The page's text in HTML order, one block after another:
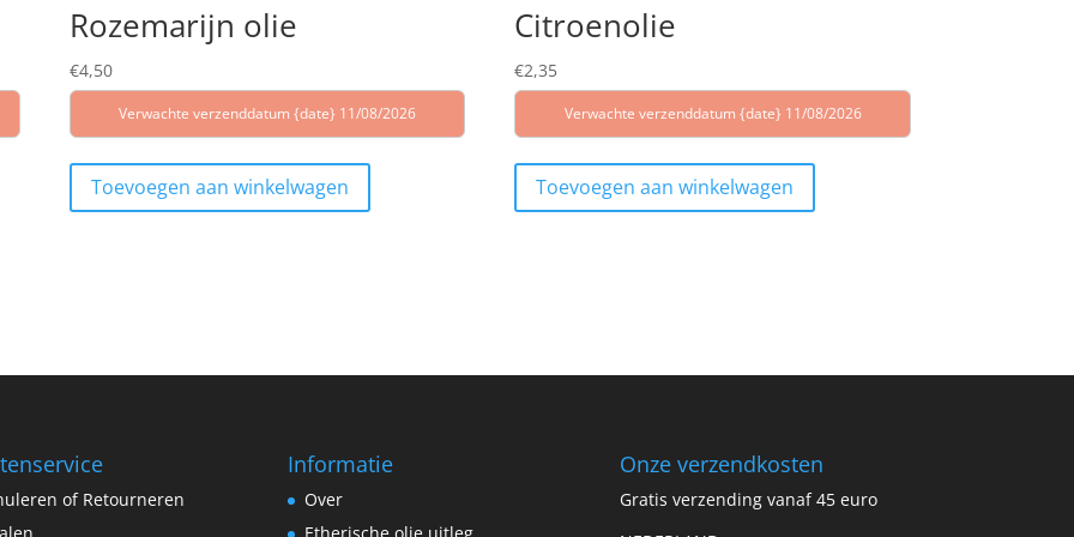
Rozemarijn olie
€4,50
Verwachte verzenddatum {date} 11/08/2026
Toevoegen aan winkelwagen
Citroenolie
€2,35
Verwachte verzenddatum {date} 11/08/2026
Toevoegen aan winkelwagen
of Retourneren
Informatie
Over
Onze verzendkosten
Gratis verzending vanaf 45 euro